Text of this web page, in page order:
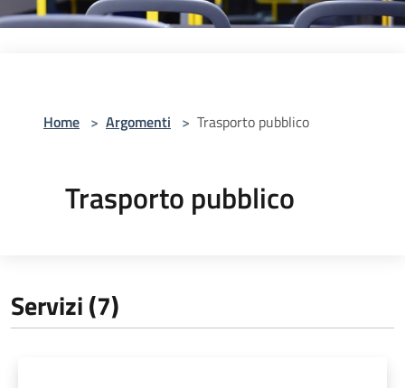
Home > Argomenti > Trasporto pubblico
Trasporto pubblico
Servizi (7)